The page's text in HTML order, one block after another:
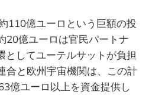
110億ユーロという巨額の投
20億ユーロは官民パートナ
としてユーテルサットが負担
合と欧州宇宙機関は、この計
億ユーロ以上を資金提供し